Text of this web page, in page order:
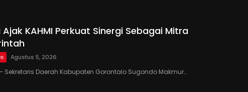
Ajak KAHMI Perkuat Sinergi Sebagai Mitra
Agustus 5, 2026
– Sekretaris Daerah Kabupaten Gorontalo Sugondo Makmur…